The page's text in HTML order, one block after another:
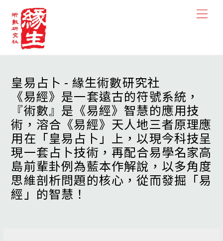
content
皇易占卜 - 緣生術數研究社
《易經》是一套遠古的符號系統，
『術數』是《易經》智慧的應用技
術，溶合《易經》天人地三者原理應
用在「皇易占卜」上，以現今科技呈
現一套占卜技術，再配合易學名家高
島前輩卦例為藍本作解說，以多角度
思維剖析問題的核心，從而發掘「易
經」的智慧！